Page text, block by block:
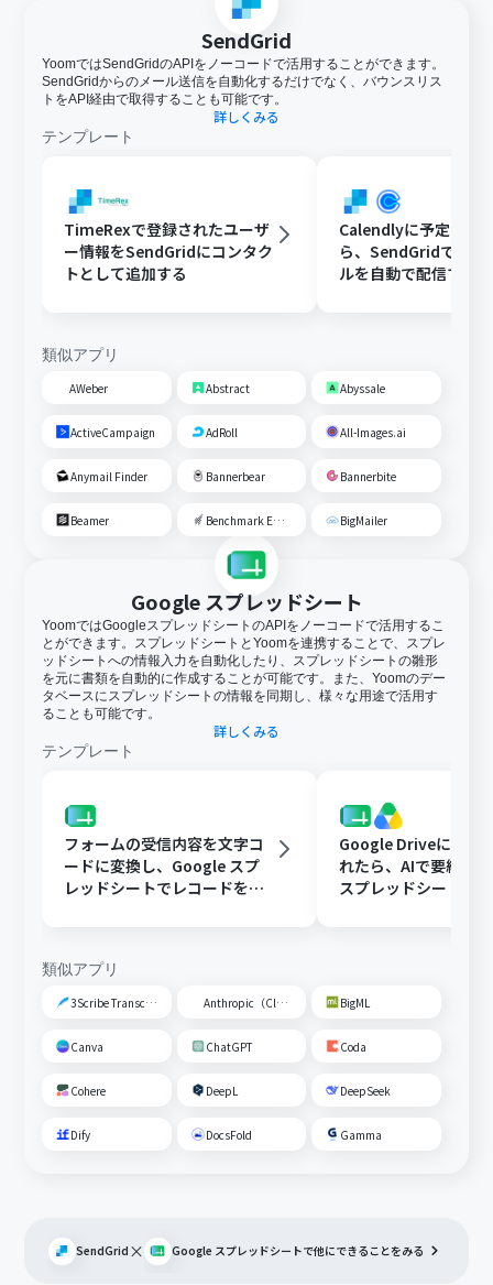
SendGrid
YoomではSendGridのAPIをノーコードで活用することができます。
SendGridからのメール送信を自動化するだけでなく、バウンスリス
トをAPI経由で取得することも可能です。
詳しくみる
テンプレート
TimeRexで登録されたユーザ
ー情報をSendGridにコンタク
トとして追加する
Calendlyに予定が登
ら、SendGridで予定
ルを自動で配信する
類似アプリ
AWeber Abstract Abyssale
ActiveCampaign AdRoll All-Images.ai
Anymail Finder Bannerbear Bannerbite
Beamer Benchmark Email BigMailer
Google スプレッドシート
YoomではGoogleスプレッドシートのAPIをノーコードで活用するこ
とができます。スプレッドシートとYoomを連携することで、スプレ
ッドシートへの情報入力を自動化したり、スプレッドシートの雛形
を元に書類を自動的に作成することが可能です。また、Yoomのデー
タベースにスプレッドシートの情報を同期し、様々な用途で活用す
ることも可能です。
詳しくみる
テンプレート
フォームの受信内容を文字コ
ードに変換し、Google スプ
レッドシートでレコードを追
Google Driveに文書
れたら、AIで要約し
スプレッドシートの
類似アプリ
3Scribe Transcription Anthropic（Claude） BigML
Canva ChatGPT Coda
Cohere DeepL DeepSeek
Dify DocsFold Gamma
SendGrid × Google スプレッドシートで他にできることをみる